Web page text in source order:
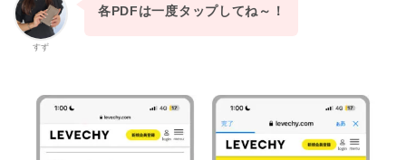
すず
各PDFは一度タップしてね～！